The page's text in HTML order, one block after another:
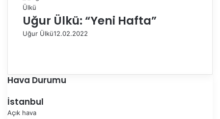
Uğur Ülkü: “Yeni Hafta”
Uğur Ülkü12.02.2022
e
k
s
a
n
k
i
Hava Durumu
İstanbul
Açık hava